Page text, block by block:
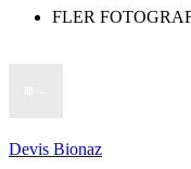
FLER
Devis Bionaz